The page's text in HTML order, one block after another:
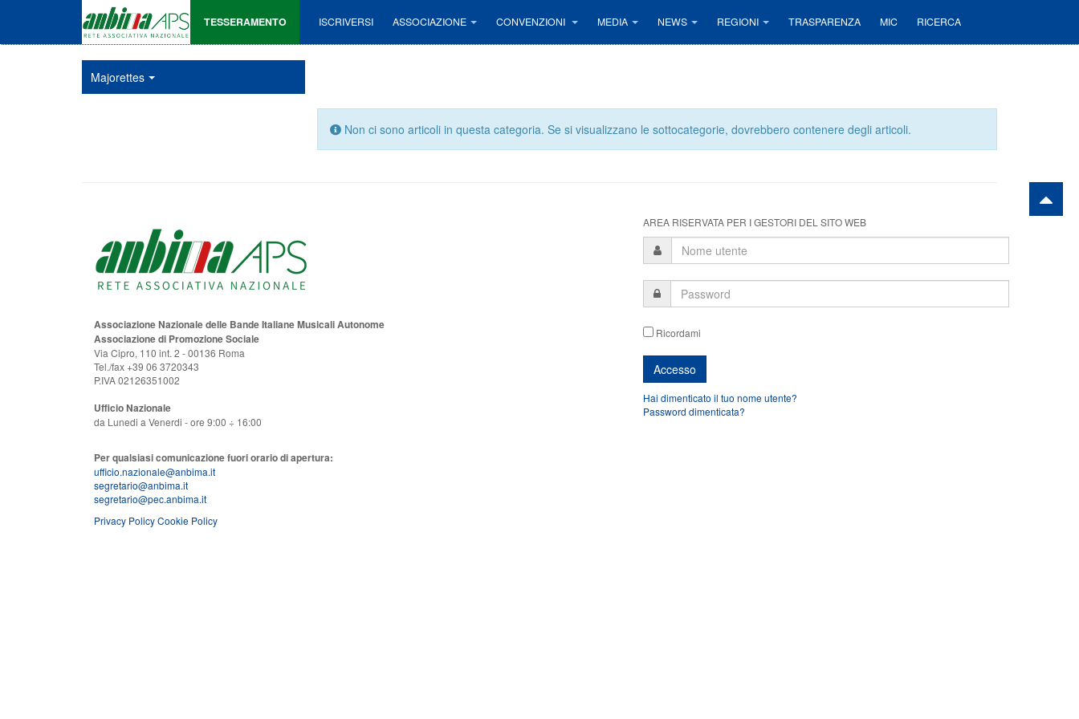
TESSERAMENTO ISCRIVERSI ASSOCIAZIONE CONVENZIONI MEDIA NEWS REGIONI TRASPARENZA MIC RICERCA
Info
Non ci sono articoli in questa categoria. Se si visualizzano le sottocategorie, dovrebbero contenere degli articoli.
Majorettes
Associazione Nazionale delle Bande Italiane Musicali Autonome
Associazione di Promozione Sociale
Via Cipro, 110 int. 2 - 00136 Roma
Tel./fax +39 06 3720343
P.IVA 02126351002
Ufficio Nazionale
da Lunedi a Venerdi - ore 9:00 ÷ 16:00
Per qualsiasi comunicazione fuori orario di apertura:
ufficio.nazionale@anbima.it
segretario@anbima.it
segretario@pec.anbima.it
Privacy PolicyCookie Policy
AREA RISERVATA PER I GESTORI DEL SITO WEB
Ricordami
Hai dimenticato il tuo nome utente?
Password dimenticata?